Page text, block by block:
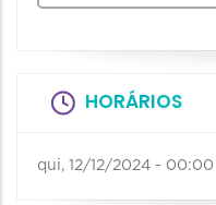
HORÁRIOS
qui, 12/12/2024 - 00:00